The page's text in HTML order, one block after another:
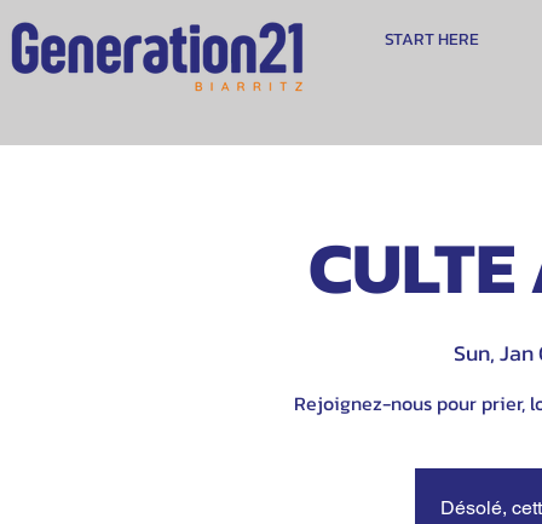
START HERE
Sun, Jan
Rejoignez-nous pour prier,
Désolé,